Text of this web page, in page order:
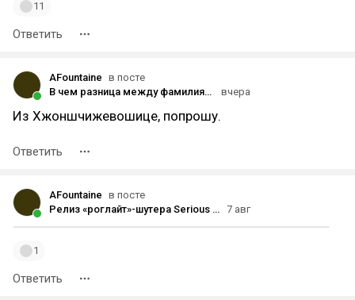
11
Ответить
AFountaine в посте
В чем разница между фамилиями на «-ов» и «-ин»
вчера
Из Хжоншчижевошице, попрошу.
Ответить
AFountaine в посте
Релиз «роглайт»-шутера Serious Sam: Shatterverse состоится 31 августа — трейлер 7 авг
1
Ответить